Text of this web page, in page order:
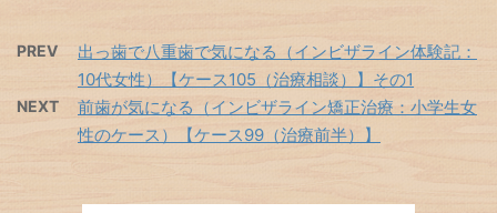
PREV
出っ歯で八重歯で気になる（インビザライン体験記：
10代女性）【ケース105（治療相談）】その1
NEXT
前歯が気になる（インビザライン矯正治療：小学生女
性のケース）【ケース99（治療前半）】